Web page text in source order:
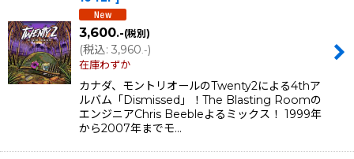
3,600.-(税別)
(税込: 3,960.-)
在庫わずか
カナダ、モントリオールのTwenty2による4thア
ルバム「Dismissed」！The Blasting Roomの
エンジニアChris Beebleよるミックス！ 1999年
から2007年までモ…